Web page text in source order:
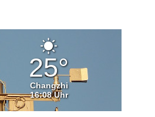
Klarer
Himmel
25°
Changzhi
16:08 Uhr